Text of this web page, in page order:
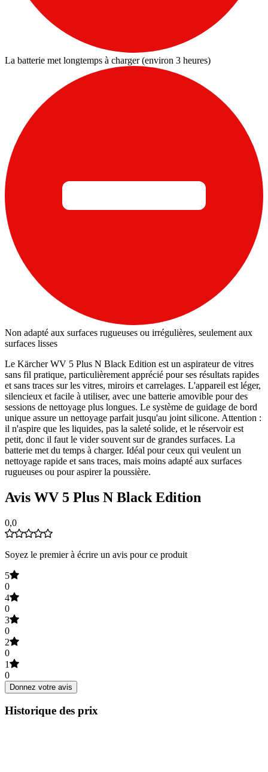
La batterie met longtemps à charger (environ 3 heures)
Non adapté aux surfaces rugueuses ou irrégulières, seulement aux
surfaces lisses
Le Kärcher WV 5 Plus N Black Edition est un aspirateur de vitres
sans fil pratique, particulièrement apprécié pour ses résultats rapides
et sans traces sur les vitres, miroirs et carrelages. L'appareil est léger,
silencieux et facile à utiliser, avec une batterie amovible pour des
sessions de nettoyage plus longues. Le système de guidage de bord
unique assure un nettoyage parfait jusqu'au joint silicone. Attention :
il n'aspire que les liquides, pas la saleté solide, et le réservoir est
petit, donc il faut le vider souvent sur de grandes surfaces. La
batterie met du temps à charger. Idéal pour ceux qui veulent un
nettoyage rapide et sans traces, mais moins adapté aux surfaces
rugueuses ou pour aspirer la poussière.
Avis WV 5 Plus N Black Edition
0,0
Soyez le premier à écrire un avis pour ce produit
5
0
4
0
3
0
2
0
1
0
Donnez votre avis
Historique des prix